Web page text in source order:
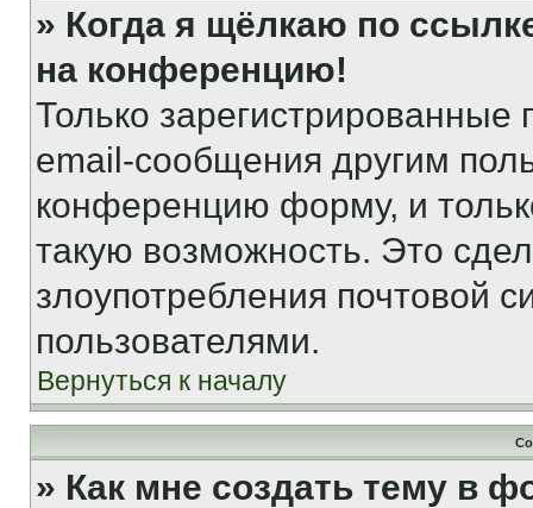
» Когда я щёлкаю по
на конференцию!
Только зарегистрированные
email-сообщения другим
конференцию форму, и
такую возможность. Это
злоупотребления почтовой
пользователями.
Вернуться к началу
» Как мне создать тему в